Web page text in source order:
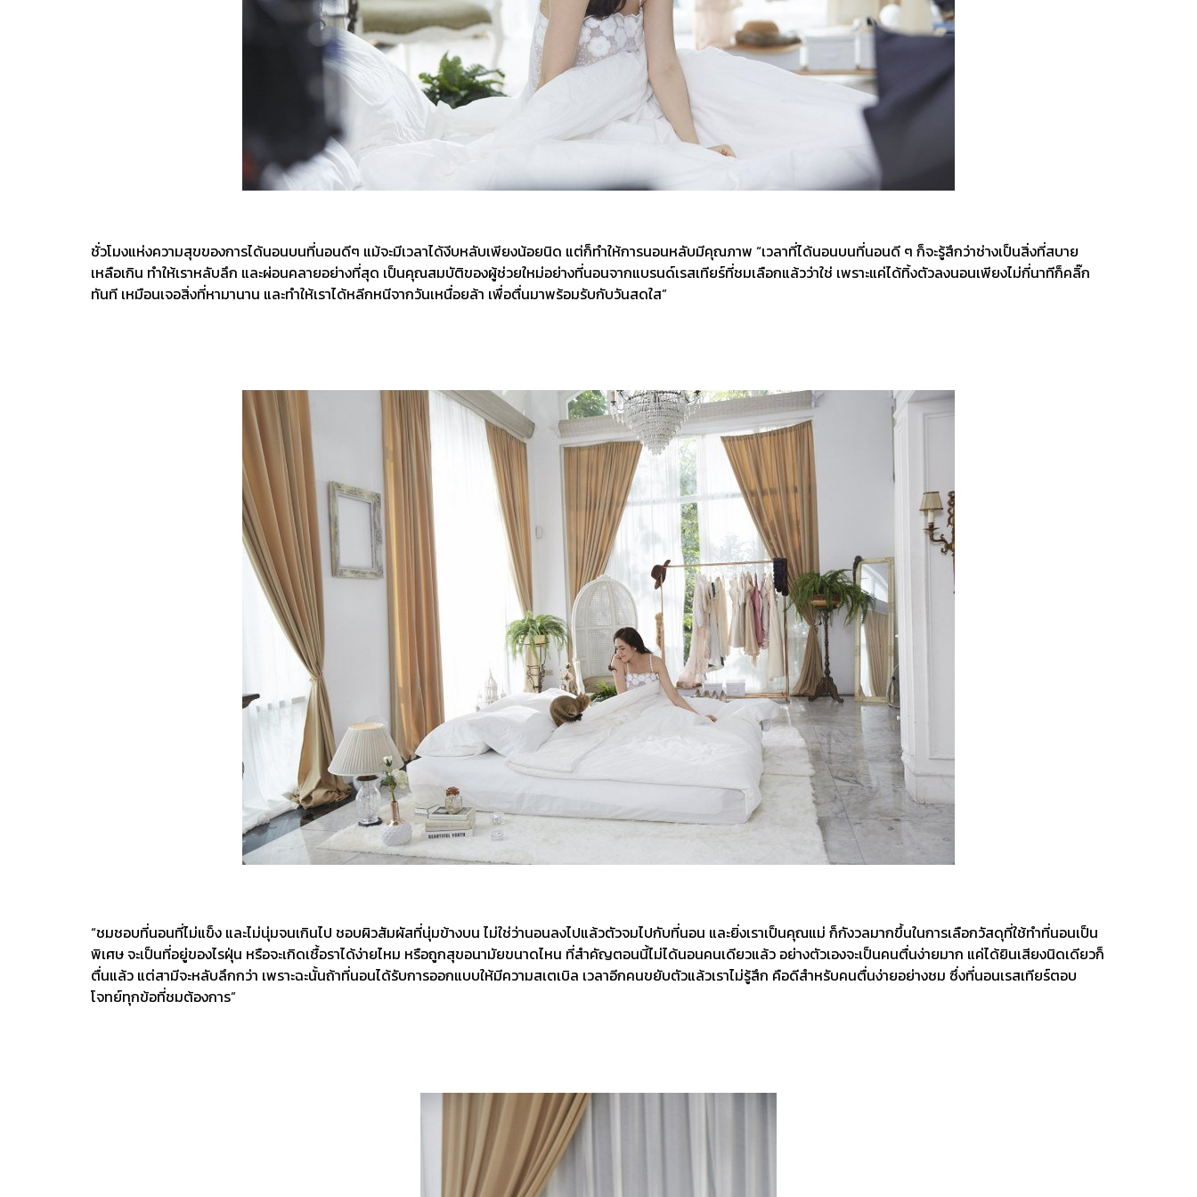
ชั่วโมงแห่งความสุขของการได้นอนบนที่นอนดีๆ แม้จะมีเวลาได้งีบหลับเพียงน้อยนิด แต่ก็ทำให้การนอนหลับมีคุณภาพ “เวลาที่ได้นอนบนที่นอนดี ๆ ก็จะรู้สึกว่าช่างเป็นสิ่งที่สบาย
เหลือเกิน ทำให้เราหลับลึก และผ่อนคลายอย่างที่สุด เป็นคุณสมบัติของผู้ช่วยใหม่อย่างที่นอนจากแบรนด์เรสเทียร์ที่ชมเลือกแล้วว่าใช่ เพราะแค่ได้ทิ้งตัวลงนอนเพียงไม่กี่นาทีก็คลิ๊ก
ทันที เหมือนเจอสิ่งที่หามานาน และทำให้เราได้หลีกหนีจากวันเหนื่อยล้า เพื่อตื่นมาพร้อมรับกับวันสดใส”
“ชมชอบที่นอนที่ไม่แข็ง และไม่นุ่มจนเกินไป ชอบผิวสัมผัสที่นุ่มข้างบน ไม่ใช่ว่านอนลงไปแล้วตัวจมไปกับที่นอน และยิ่งเราเป็นคุณแม่ ก็กังวลมากขึ้นในการเลือกวัสดุที่ใช้ทำที่นอนเป็น
พิเศษ จะเป็นที่อยู่ของไรฝุ่น หรือจะเกิดเชื้อราได้ง่ายไหม หรือถูกสุขอนามัยขนาดไหน ที่สำคัญตอนนี้ไม่ได้นอนคนเดียวแล้ว อย่างตัวเองจะเป็นคนตื่นง่ายมาก แค่ได้ยินเสียงนิดเดียวก็
ตื่นแล้ว แต่สามีจะหลับลึกกว่า เพราะฉะนั้นถ้าที่นอนได้รับการออกแบบให้มีความสเตเบิล เวลาอีกคนขยับตัวแล้วเราไม่รู้สึก คือดีสำหรับคนตื่นง่ายอย่างชม ซึ่งที่นอนเรสเทียร์ตอบ
โจทย์ทุกข้อที่ชมต้องการ”